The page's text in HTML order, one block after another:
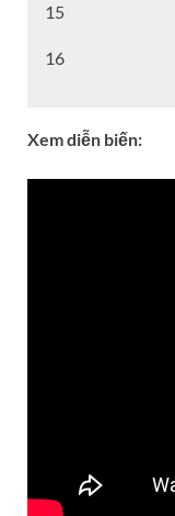
15
16
Xem diễn biến: